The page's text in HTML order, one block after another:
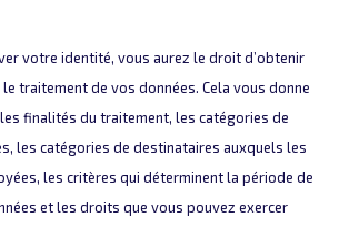
votre identité, vous aurez le droit d’obtenir
traitement de vos données. Cela vous donne
finalités du traitement, les catégories de
les catégories de destinataires auxquels les
les critères qui déterminent la période de
et les droits que vous pouvez exercer